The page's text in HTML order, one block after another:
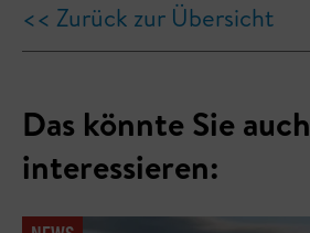
<< Zurück zur Übersicht
Das könnte Sie auch
interessieren: